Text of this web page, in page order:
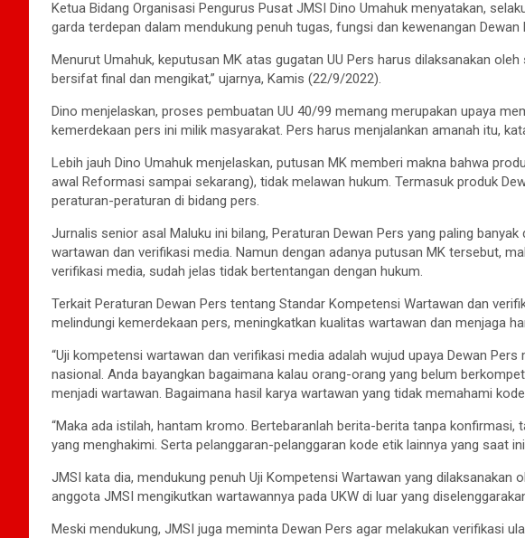
Ketua Bidang Organisasi Pengurus Pusat JMSI Dino Umahuk menyatakan,
garda terdepan dalam mendukung penuh tugas, fungsi dan kewenangan Dewan
Menurut Umahuk, keputusan MK atas gugatan UU Pers harus dilaksanakan
bersifat final dan mengikat,” ujarnya, Kamis (22/9/2022).
Dino menjelaskan, proses pembuatan UU 40/99 memang merupakan upaya
kemerdekaan pers ini milik masyarakat. Pers harus menjalankan amanah itu,
Lebih jauh Dino Umahuk menjelaskan, putusan MK memberi makna bahwa
awal Reformasi sampai sekarang), tidak melawan hukum. Termasuk produk
peraturan-peraturan di bidang pers.
Jurnalis senior asal Maluku ini bilang, Peraturan Dewan Pers yang paling
wartawan dan verifikasi media. Namun dengan adanya putusan MK tersebut,
verifikasi media, sudah jelas tidak bertentangan dengan hukum.
Terkait Peraturan Dewan Pers tentang Standar Kompetensi Wartawan dan
melindungi kemerdekaan pers, meningkatkan kualitas wartawan dan menjaga
“Uji kompetensi wartawan dan verifikasi media adalah wujud upaya Dewan
nasional. Anda bayangkan bagaimana kalau orang-orang yang belum
menjadi wartawan. Bagaimana hasil karya wartawan yang tidak memahami
“Maka ada istilah, hantam kromo. Bertebaranlah berita-berita tanpa konfirmasi,
yang menghakimi. Serta pelanggaran-pelanggaran kode etik lainnya yang saat
JMSI kata dia, mendukung penuh Uji Kompetensi Wartawan yang dilaksanakan
anggota JMSI mengikutkan wartawannya pada UKW di luar yang
Meski mendukung, JMSI juga meminta Dewan Pers agar melakukan verifikasi